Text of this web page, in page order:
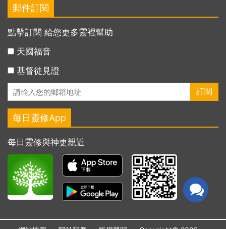
郵件訂閱
點擊訂閱 給您更多靈裡幫助
天國福音
基督徒見證
每日靈修App
每日靈修與神更親近